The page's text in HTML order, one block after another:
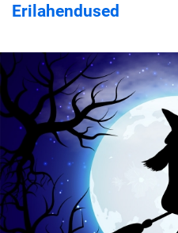
Erilahendused